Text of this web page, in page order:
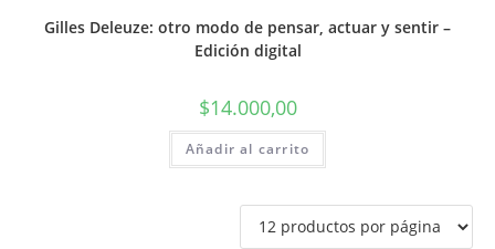
Gilles Deleuze: otro modo de pensar, actuar y sentir –
Edición digital
$14.000,00
Añadir al carrito